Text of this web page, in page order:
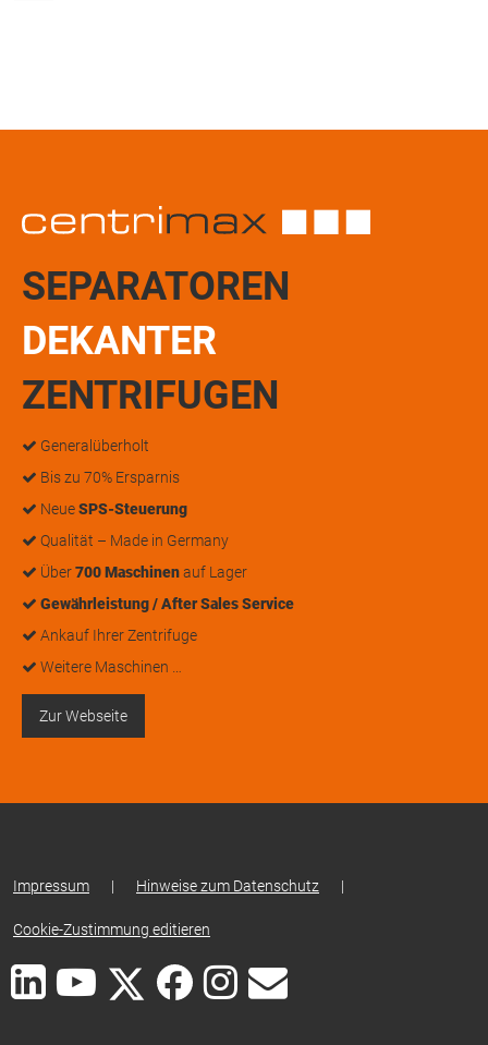
SEPARATOREN
DEKANTER
ZENTRIFUGEN
Generalüberholt
Bis zu 70% Ersparnis
NeueSPS-Steuerung
Qualität – Made in Germany
Über700 Maschinenauf Lager
Gewährleistung / After Sales Service
Ankauf Ihrer Zentrifuge
Weitere Maschinen …
Zur Webseite
Impressum | Hinweise zum Datenschutz |
Cookie-Zustimmung editieren